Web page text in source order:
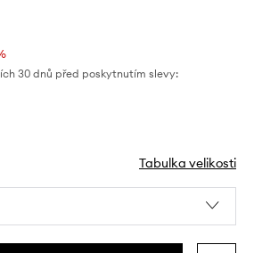
30 dnů před poskytnutím slevy:
Tabulka velikosti